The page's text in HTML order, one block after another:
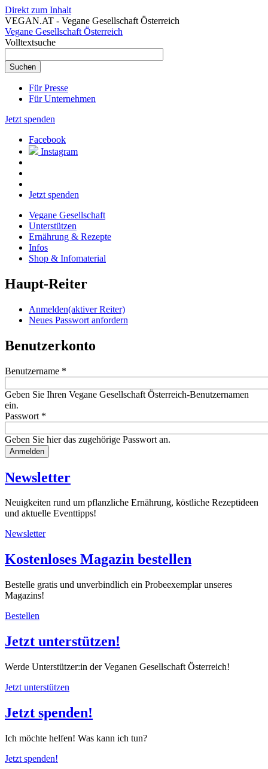
Direkt zum Inhalt
VEGAN.AT - Vegane Gesellschaft Österreich
Vegane Gesellschaft Österreich
Volltextsuche
Für Presse
Für Unternehmen
Jetzt spenden
Facebook
Instagram
Jetzt spenden
Vegane Gesellschaft
Unterstützen
Ernährung & Rezepte
Infos
Shop & Infomaterial
Haupt-Reiter
Anmelden(aktiver Reiter)
Neues Passwort anfordern
Benutzerkonto
Benutzername *
Geben Sie Ihren Vegane Gesellschaft Österreich-Benutzernamen
ein.
Passwort *
Geben Sie hier das zugehörige Passwort an.
Website
URL
Newsletter
Neuigkeiten rund um pflanzliche Ernährung, köstliche Rezeptideen
und aktuelle Eventtipps!
Newsletter
Kostenloses Magazin bestellen
Bestelle gratis und unverbindlich ein Probeexemplar unseres
Magazins!
Bestellen
Jetzt unterstützen!
Werde Unterstützer:in der Veganen Gesellschaft Österreich!
Jetzt unterstützen
Jetzt spenden!
Ich möchte helfen! Was kann ich tun?
Jetzt spenden!